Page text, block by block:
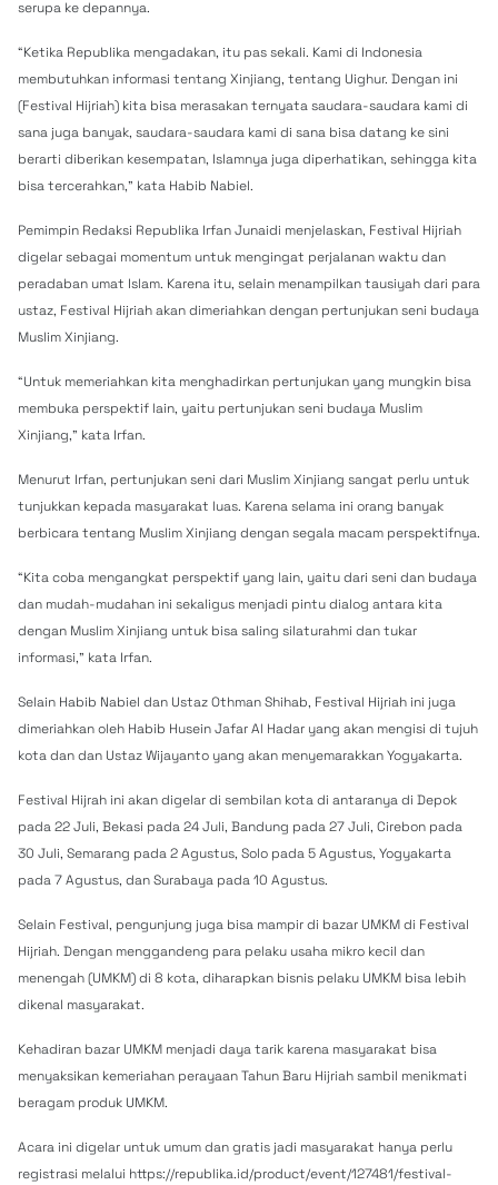
serupa ke depannya.
“Ketika Republika mengadakan, itu pas sekali. Kami di Indonesia
membutuhkan informasi tentang Xinjiang, tentang Uighur. Dengan ini
(Festival Hijriah) kita bisa merasakan ternyata saudara-saudara kami di
sana juga banyak, saudara-saudara kami di sana bisa datang ke sini
berarti diberikan kesempatan, Islamnya juga diperhatikan, sehingga kita
bisa tercerahkan,” kata Habib Nabiel.
Pemimpin Redaksi Republika Irfan Junaidi menjelaskan, Festival Hijriah
digelar sebagai momentum untuk mengingat perjalanan waktu dan
peradaban umat Islam. Karena itu, selain menampilkan tausiyah dari para
ustaz, Festival Hijriah akan dimeriahkan dengan pertunjukan seni budaya
Muslim Xinjiang.
“Untuk memeriahkan kita menghadirkan pertunjukan yang mungkin bisa
membuka perspektif lain, yaitu pertunjukan seni budaya Muslim
Xinjiang,” kata Irfan.
Menurut Irfan, pertunjukan seni dari Muslim Xinjiang sangat perlu untuk
tunjukkan kepada masyarakat luas. Karena selama ini orang banyak
berbicara tentang Muslim Xinjiang dengan segala macam perspektifnya.
“Kita coba mengangkat perspektif yang lain, yaitu dari seni dan budaya
dan mudah-mudahan ini sekaligus menjadi pintu dialog antara kita
dengan Muslim Xinjiang untuk bisa saling silaturahmi dan tukar
informasi,” kata Irfan.
Selain Habib Nabiel dan Ustaz Othman Shihab, Festival Hijriah ini juga
dimeriahkan oleh Habib Husein Jafar Al Hadar yang akan mengisi di tujuh
kota dan dan Ustaz Wijayanto yang akan menyemarakkan Yogyakarta.
Festival Hijrah ini akan digelar di sembilan kota di antaranya di Depok
pada 22 Juli, Bekasi pada 24 Juli, Bandung pada 27 Juli, Cirebon pada
30 Juli, Semarang pada 2 Agustus, Solo pada 5 Agustus, Yogyakarta
pada 7 Agustus, dan Surabaya pada 10 Agustus.
Selain Festival, pengunjung juga bisa mampir di bazar UMKM di Festival
Hijriah. Dengan menggandeng para pelaku usaha mikro kecil dan
menengah (UMKM) di 8 kota, diharapkan bisnis pelaku UMKM bisa lebih
dikenal masyarakat.
Kehadiran bazar UMKM menjadi daya tarik karena masyarakat bisa
menyaksikan kemeriahan perayaan Tahun Baru Hijriah sambil menikmati
beragam produk UMKM.
Acara ini digelar untuk umum dan gratis jadi masyarakat hanya perlu
registrasi melalui https://republika.id/product/event/127481/festival-